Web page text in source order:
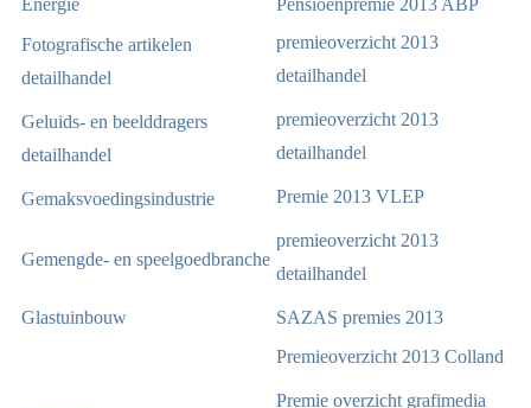
Energie
Pensioenpremie 2013 ABP
Fotografische artikelen
detailhandel
premieoverzicht 2013
detailhandel
Geluids- en beelddragers
detailhandel
premieoverzicht 2013
detailhandel
Gemaksvoedingsindustrie Premie 2013 VLEP
Gemengde- en speelgoedbranche
premieoverzicht 2013
detailhandel
Glastuinbouw
SAZAS premies 2013
Premieoverzicht 2013 Colland
Premie overzicht grafimedia